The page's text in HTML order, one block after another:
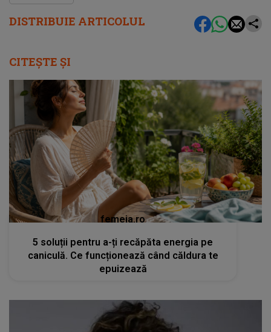
DISTRIBUIE ARTICOLUL
CITEȘTE ȘI
femeia.ro
5 soluții pentru a-ți recăpăta energia pe
caniculă. Ce funcționează când căldura te
epuizează